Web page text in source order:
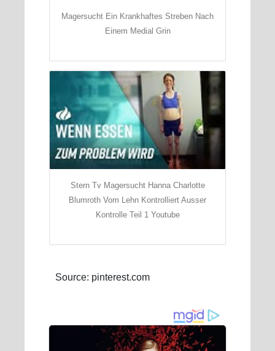
Magersucht Ein Krankhaftes Streben Nach
Einem Medial Grin
Stern Tv Magersucht Hanna Charlotte
Blumroth Vom Lehn Kontrolliert Ausser
Kontrolle Teil 1 Youtube
Source: pinterest.com